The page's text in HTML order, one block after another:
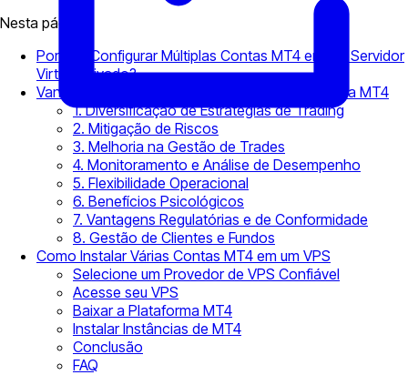
Nesta página
Por que Configurar Múltiplas Contas MT4 em um Servidor
Virtual Privado?
Vantagens de Ter Múltiplas Contas na Plataforma MT4
1. Diversificação de Estratégias de Trading
2. Mitigação de Riscos
3. Melhoria na Gestão de Trades
4. Monitoramento e Análise de Desempenho
5. Flexibilidade Operacional
6. Benefícios Psicológicos
7. Vantagens Regulatórias e de Conformidade
8. Gestão de Clientes e Fundos
Como Instalar Várias Contas MT4 em um VPS
Selecione um Provedor de VPS Confiável
Acesse seu VPS
Baixar a Plataforma MT4
Instalar Instâncias de MT4
Conclusão
FAQ